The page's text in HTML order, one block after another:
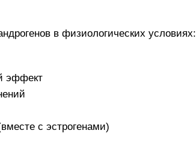
в физиологических условиях:
эффект
с эстрогенами)